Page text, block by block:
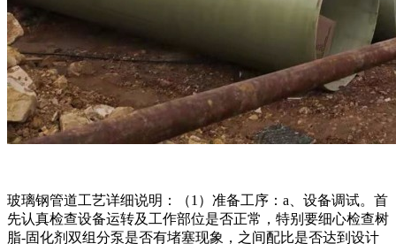
玻璃钢管道工艺详细说明：（1）准备工序：a、设备调试。首
先认真检查设备运转及工作部位是否正常，特别要细心检查树
脂-固化剂双组分泵是否有堵塞现象，之间配比是否达到设计